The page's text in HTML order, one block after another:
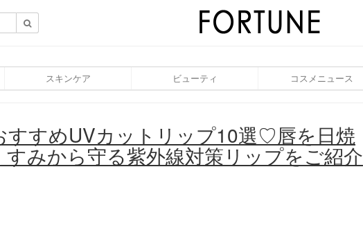
スキンケア ビューティ コスメニュース
すすめUVカットリップ10選♡唇を日焼
すみから守る紫外線対策リップをご紹介